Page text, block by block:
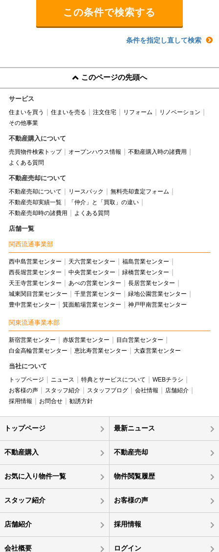
条件を指定し直して検索
このページの先頭へ
サービス
住まいを買う 住まいを売る 注文住宅 リフォーム
リノベーション
その他事業
不動産購入について
売買物件検索トップ オープンハウス情報
不動産購入時の諸費用
よくある質問
不動産売却について
不動産売却について リースバック
無料売却査定フォーム
不動産売却実績一覧
「仲介」と「買取」の違い
不動産売却時の諸費用
よくある質問
店舗一覧
関西流通事業部
西中島営業センター 天六営業センター
福島営業センター
西長堀営業センター
中央営業センター
緑橋営業センター
天王寺営業センター
あべの営業センター
長居営業センター
城東関目営業センター
千里営業センター
緑地公園営業センター
豊中営業センター
箕面船場営業センター 神戸甲南営業センター
関東流通事業本部
新宿営業センター 赤坂営業センター
目白営業センター
白金高輪営業センター
恵比寿営業センター 大森営業センター
当社について
トップページ ニュース 特典とサービスについて
WEBチラシ
お客様の声
スタッフ紹介 スタッフブログ 会社情報
店舗紹介
採用情報
お問合せ 勧誘方針
トップページ 最新ニュース
不動産購入 不動産売却
お気に入り物件一覧 物件閲覧履歴
スタッフ紹介 お客様の声
店舗紹介 採用情報
会社概要 ログイン